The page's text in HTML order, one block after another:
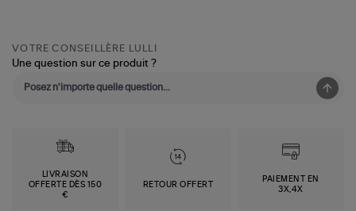
VOTRE CONSEILLÈRE LULLI
Une question sur ce produit ?
LIVRAISON
OFFERTE DÈS 150
€
RETOUR OFFERT
PAIEMENT EN
3X,4X